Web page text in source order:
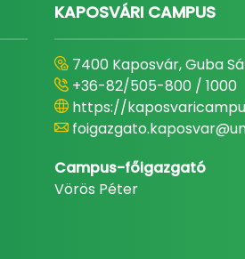
KAPOSVÁRI CAMPUS
7400 Kaposvár, Guba
+36-82/505-800 / 1000
https://
Campus-főigazgató
Vörös Péter